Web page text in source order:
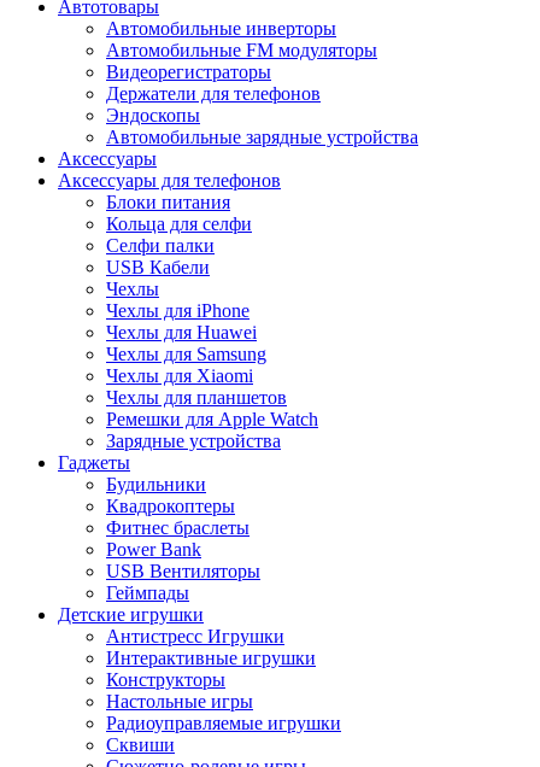
Автотовары
Автомобильные инверторы
Автомобильные FM модуляторы
Видеорегистраторы
Держатели для телефонов
Эндоскопы
Автомобильные зарядные устройства
Аксессуары
Аксессуары для телефонов
Блоки питания
Кольца для селфи
Селфи палки
USB Кабели
Чехлы
Чехлы для iPhone
Чехлы для Huawei
Чехлы для Samsung
Чехлы для Xiaomi
Чехлы для планшетов
Ремешки для Apple Watch
Зарядные устройства
Гаджеты
Будильники
Квадрокоптеры
Фитнес браслеты
Power Bank
USB Вентиляторы
Геймпады
Детские игрушки
Антистресс Игрушки
Интерактивные игрушки
Конструкторы
Настольные игры
Радиоуправляемые игрушки
Сквиши